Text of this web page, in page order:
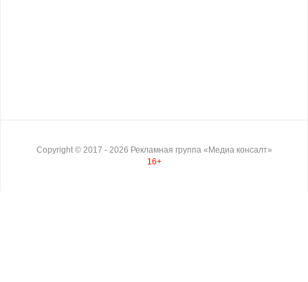
Copyright © 2017 - 2026 Рекламная группа «Медиа консалт»
16+